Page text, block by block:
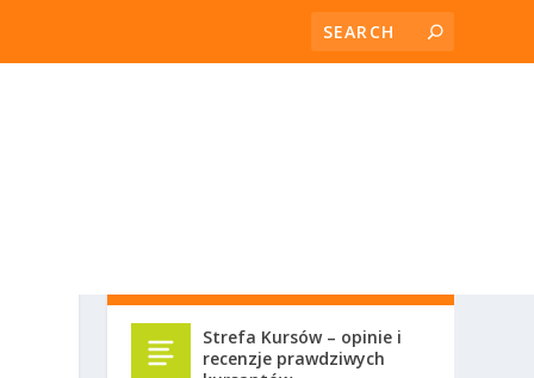
Strefa Kursów – opinie i
recenzje prawdziwych